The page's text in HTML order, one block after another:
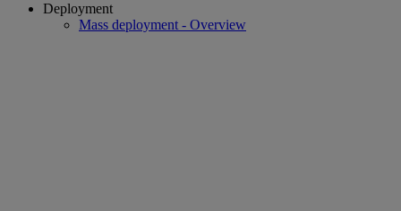
Deployment
Mass deployment - Overview